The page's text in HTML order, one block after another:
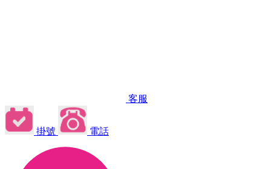
客服
掛號 電話